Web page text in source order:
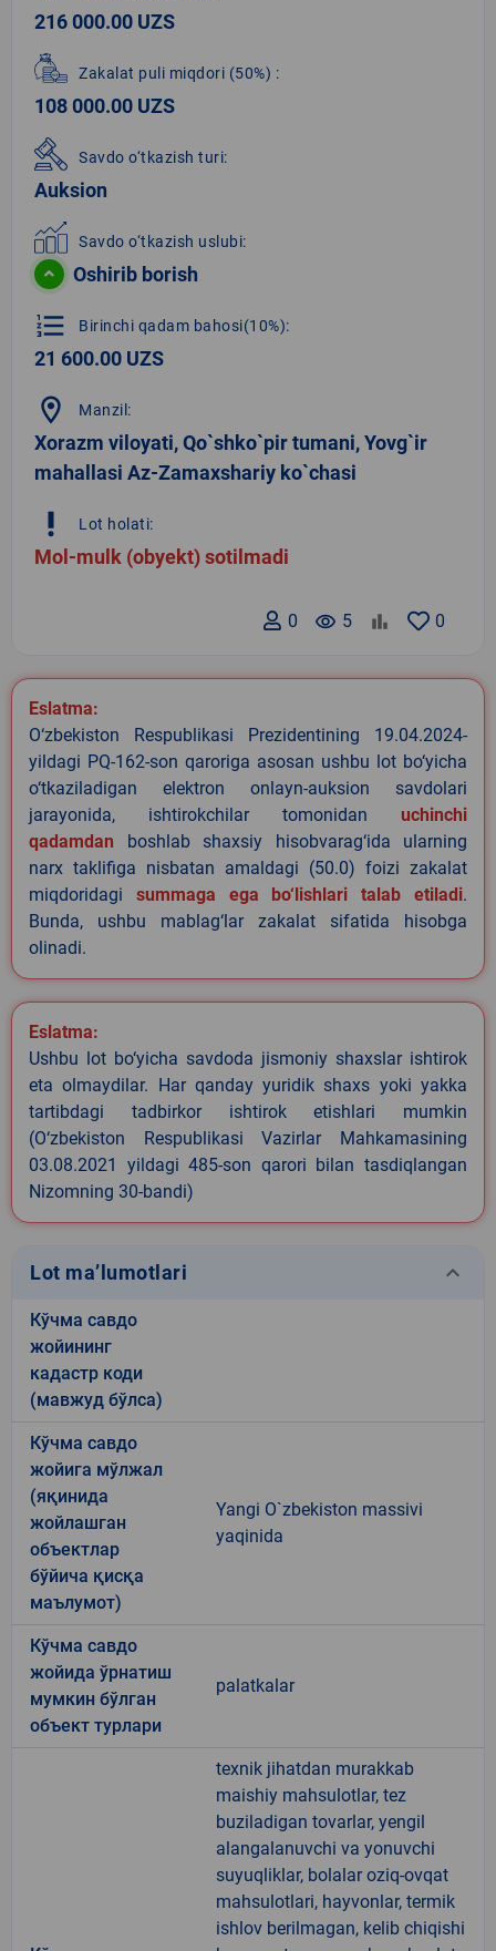
216 000.00 UZS
Zakalat puli miqdori (50%) :
108 000.00 UZS
Savdo o‘tkazish turi:
Auksion
Savdo o‘tkazish uslubi:
Oshirib borish
format_list_numbered Birinchi qadam bahosi(10%):
21 600.00 UZS
location_on Manzil:
Xorazm viloyati, Qo`shko`pir tumani, Yovg`ir
mahallasi Az-Zamaxshariy ko`chasi
priority_high Lot holati:
Mol-mulk (obyekt) sotilmadi
0
remove_red_eye 5
0
Eslatma:
O‘zbekiston Respublikasi Prezidentining 19.04.2024-
yildagi PQ-162-son qaroriga asosan ushbu lot bo‘yicha
o‘tkaziladigan elektron onlayn-auksion savdolari
jarayonida, ishtirokchilar tomonidan uchinchi
qadamdan boshlab shaxsiy hisobvarag‘ida ularning
narx taklifiga nisbatan amaldagi (50.0) foizi zakalat
miqdoridagi summaga ega bo‘lishlari talab etiladi.
Bunda, ushbu mablag‘lar zakalat sifatida hisobga
olinadi.
Eslatma:
Ushbu lot bo‘yicha savdoda jismoniy shaxslar ishtirok
eta olmaydilar. Har qanday yuridik shaxs yoki yakka
tartibdagi tadbirkor ishtirok etishlari mumkin
(O‘zbekiston Respublikasi Vazirlar Mahkamasining
03.08.2021 yildagi 485-son qarori bilan tasdiqlangan
Nizomning 30-bandi)
Lot ma’lumotlari keyboard_arrow_down
Кўчма савдо
жойининг
кадастр коди
(мавжуд бўлса)
Кўчма савдо
жойига мўлжал
(яқинида
жойлашган
объектлар
бўйича қисқа
маълумот)
Yangi O`zbekiston massivi
yaqinida
Кўчма савдо
жойида ўрнатиш
мумкин бўлган
объект турлари
palatkalar
texnik jihatdan murakkab
maishiy mahsulotlar, tez
buziladigan tovarlar, yengil
alangalanuvchi va yonuvchi
suyuqliklar, bolalar oziq-ovqat
mahsulotlari, hayvonlar, termik
ishlov berilmagan, kelib chiqishi